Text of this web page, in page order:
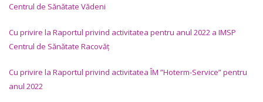
Centrul de Sănătate Vădeni
Cu privire la Raportul privind activitatea pentru anul 2022 a IMSP
Centrul de Sănătate Racovăț
Cu privire la Raportul privind activitatea ÎM ”Hoterm-Service” pentru
anul 2022